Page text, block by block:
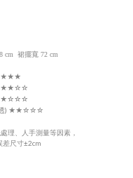
cm 裙擺寬 72 cm
☆☆
☆☆☆
) ★★☆☆☆
理、人手測量等因素，
差尺寸±2cm